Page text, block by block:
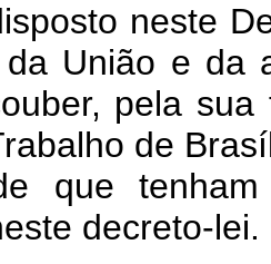
neste
União e da
pela
de
que
decreto-lei.